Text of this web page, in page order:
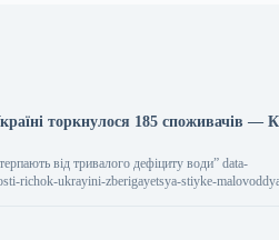
торкнулося 185 споживачів
від тривалого дефіциту води” data-
richok-ukrayini-zberigayetsya-stiyke-